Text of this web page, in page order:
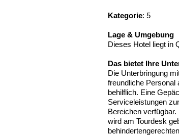
Kategorie: 5
Lage & Umgebung
Dieses Hotel liegt in
Das bietet Ihre
Die Unterbringung
freundliche Personal
behilflich. Eine
Serviceleistungen
Bereichen
wird am Tourdesk